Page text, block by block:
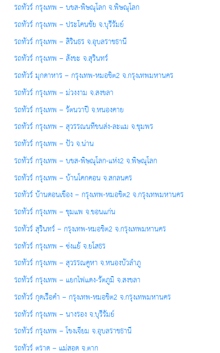
รถทัวร์ กรุงเทพ – บขส-พิษณุโลก จ.พิษณุโลก
รถทัวร์ กรุงเทพ – ประโคนชัย จ.บุรีรัมย์
รถทัวร์ กรุงเทพ – สิรินธร จ.อุบลราชธานี
รถทัวร์ กรุงเทพ – สังขะ จ.สุรินทร์
รถทัวร์ มุกดาหาร – กรุงเทพ-หมอชิต2 จ.กรุงเทพมหานคร
รถทัวร์ กรุงเทพ – ม่วงงาม จ.สงขลา
รถทัวร์ กรุงเทพ – รัตนวาปี จ.หนองคาย
รถทัวร์ กรุงเทพ – สุวรรณนทีขนส่ง-ละแม จ.ชุมพร
รถทัวร์ กรุงเทพ – ปัว จ.น่าน
รถทัวร์ กรุงเทพ – บขส-พิษณุโลก-แห่ง2 จ.พิษณุโลก
รถทัวร์ กรุงเทพ – บ้านโคกคอน จ.สกลนคร
รถทัวร์ บ้านดอนเขือง – กรุงเทพ-หมอชิต2 จ.กรุงเทพมหานคร
รถทัวร์ กรุงเทพ – ชุมแพ จ.ขอนแก่น
รถทัวร์ สุรินทร์ – กรุงเทพ-หมอชิต2 จ.กรุงเทพมหานคร
รถทัวร์ กรุงเทพ – ซ่งแย้ จ.ยโสธร
รถทัวร์ กรุงเทพ – สุวรรณคูหา จ.หนองบัวลำภู
รถทัวร์ กรุงเทพ – แยกไฟแดง-รัตภูมิ จ.สงขลา
รถทัวร์ กุดเรือคำ – กรุงเทพ-หมอชิต2 จ.กรุงเทพมหานคร
รถทัวร์ กรุงเทพ – นางรอง จ.บุรีรัมย์
รถทัวร์ กรุงเทพ – โขงเจียม จ.อุบลราชธานี
รถทัวร์ ตราด – แม่สอด จ.ตาก